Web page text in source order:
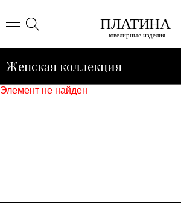
Женская коллекция
Элемент не найден